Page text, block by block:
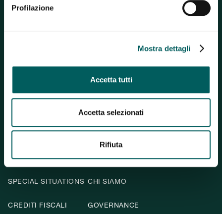
Profilazione
Mostra dettagli
Accetta tutti
Accetta selezionati
Rifiuta
Tyche Bank S.p.A.
REA di Bologna n. 577519
Capitale sociale Euro € 30.000.000,00 (i.v.)
Iscritta all’Albo delle Banche al n. 5740
SPECIAL SITUATIONS
CREDITI FISCALI
TYCHE BANK
CHI SIAMO
GOVERNANCE